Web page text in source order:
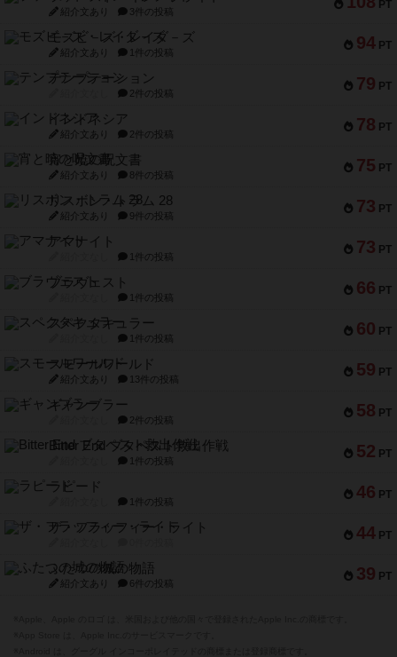
PT
紹介文あり 3件の投稿
94 PT
モズビ－ズ・レイダ－ズ
紹介文あり 1件の投稿
79 PT
テンプテーション
2件の投稿
78 PT
インドネシア
紹介文あり 2件の投稿
75 PT
宵と暁の呪文書
紹介文あり 8件の投稿
73 PT
リスボン・トラム 28
紹介文あり 9件の投稿
73 PT
アマナイト
1件の投稿
66 PT
ブラヴェスト
1件の投稿
60 PT
スペクタキュラー
1件の投稿
59 PT
スモールワールド
紹介文あり 13件の投稿
58 PT
ギャンブラー
2件の投稿
52 PT
Bitter End ブタペスト救出作戦
1件の投稿
46 PT
ラピード
1件の投稿
44 PT
ザ・フラッフィー・ライト
39 PT
ふたつの城の物語
紹介文あり 6件の投稿